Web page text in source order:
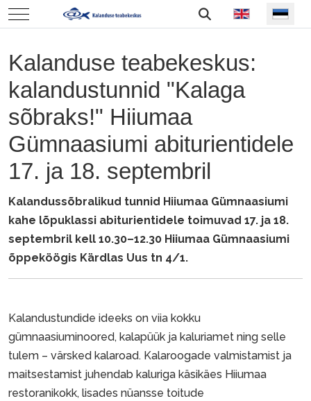
Mobile Menu Toggle Vali keel
Kalanduse teabekeskus:
kalandustunnid "Kalaga
sõbraks!" Hiiumaa
Gümnaasiumi abiturientidele
17. ja 18. septembril
Kalandussõbralikud tunnid Hiiumaa Gümnaasiumi
kahe lõpuklassi abiturientidele toimuvad 17. ja 18.
septembril kell 10.30–12.30 Hiiumaa Gümnaasiumi
õppeköögis Kärdlas Uus tn 4/1.
Kalandustundide ideeks on viia kokku
gümnaasiuminoored, kalapüük ja kaluriamet ning selle
tulem – värsked kalaroad. Kalaroogade valmistamist ja
maitsestamist juhendab kaluriga käsikäes Hiiumaa
restoranikokk, lisades nüansse toitude